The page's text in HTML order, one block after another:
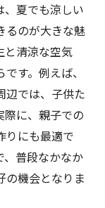
、夏でも涼しい
るのが大きな魅
と清涼な空気
す。例えば、
辺では、子供た
際に、親子での
りにも最適で
、普段なかなか
の機会となりま